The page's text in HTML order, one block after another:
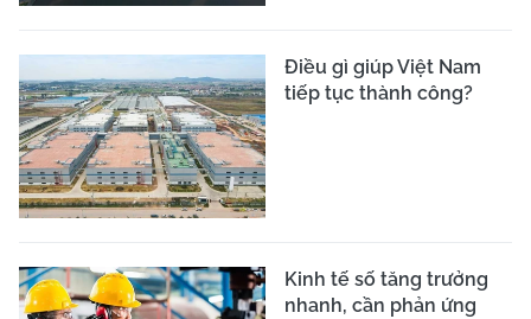
Điều gì giúp Việt Nam
tiếp tục thành công?
Kinh tế số tăng trưởng
nhanh, cần phản ứng